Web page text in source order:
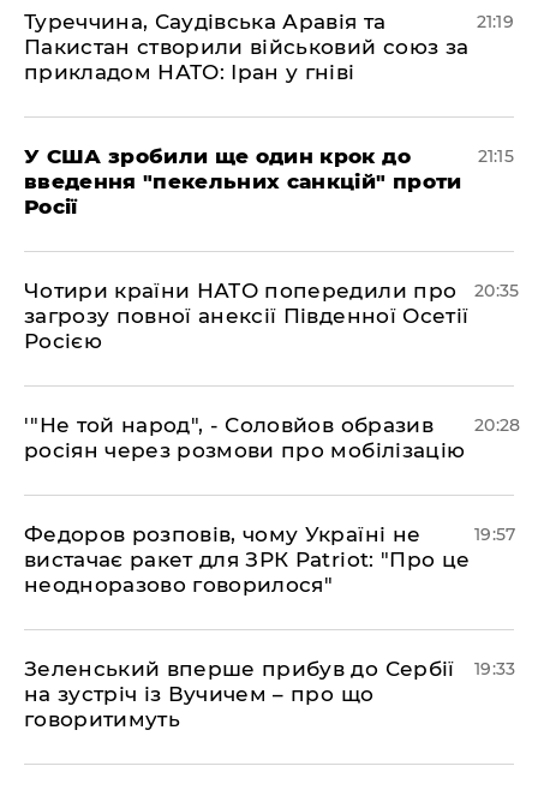
​Туреччина, Саудівська Аравія та
Пакистан створили військовий союз за
прикладом НАТО: Іран у гніві
21:19
​У США зробили ще один крок до
введення "пекельних санкцій" проти
Росії
21:15
​Чотири країни НАТО попередили про
загрозу повної анексії Південної Осетії
Росією
20:35
​'"Не той народ", - Соловйов образив
росіян через розмови про мобілізацію
20:28
​Федоров розповів, чому Україні не
вистачає ракет для ЗРК Patriot: "Про це
неодноразово говорилося"
19:57
​Зеленський вперше прибув до Сербії
на зустріч із Вучичем – про що
говоритимуть
19:33